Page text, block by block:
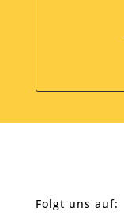
Folgt uns auf: